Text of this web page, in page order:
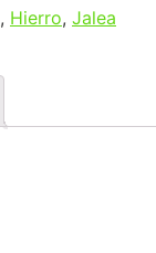
, Hierro, Jalea